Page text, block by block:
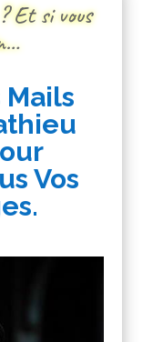
Et si vous
Mails
Vos